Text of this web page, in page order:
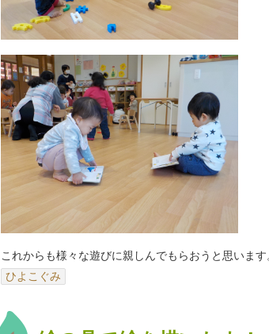
これからも様々な遊びに親しんでもらおうと思います
ひよこぐみ